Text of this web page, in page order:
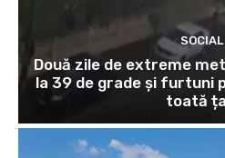
SOCIAL
Două zile de extreme
la 39 de grade și furtuni
toată